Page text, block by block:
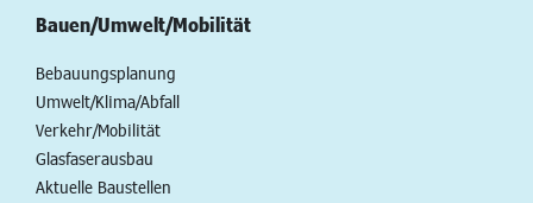
Bauen/Umwelt/Mobilität
Bebauungsplanung
Umwelt/Klima/Abfall
Verkehr/Mobilität
Glasfaserausbau
Aktuelle Baustellen